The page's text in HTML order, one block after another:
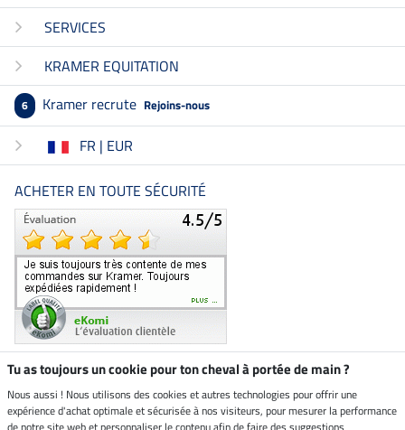
SERVICES
KRAMER EQUITATION
6 Kramer recrute Rejoins-nous
FR | EUR
ACHETER EN TOUTE SÉCURITÉ
Boutique climatiquement
neutre
Tu as toujours un cookie pour ton cheval à portée de main ?
Nous aussi ! Nous utilisons des cookies et autres technologies pour offrir une
expérience d'achat optimale et sécurisée à nos visiteurs, pour mesurer la performance